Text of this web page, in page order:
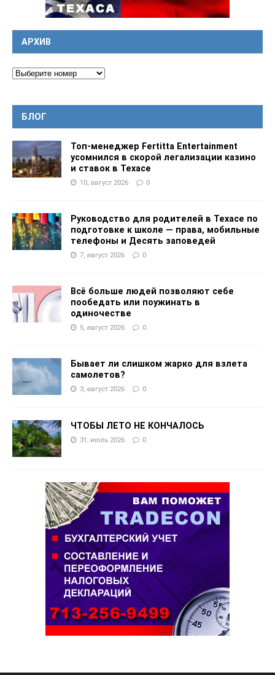
АРХИВ
БЛОГ
Топ-менеджер Fertitta Entertainment
усомнился в скорой легализации казино
и ставок в Техасе
10, август 2026 0
Руководство для родителей в Техасе по
подготовке к школе — права, мобильные
телефоны и Десять заповедей
7, август 2026 0
Всё больше людей позволяют себе
пообедать или поужинать в
одиночестве
5, август 2026 0
Бывает ли слишком жарко для взлета
самолетов?
3, август 2026 0
ЧТОБЫ ЛЕТО НЕ КОНЧАЛОСЬ
31, июль 2026 0